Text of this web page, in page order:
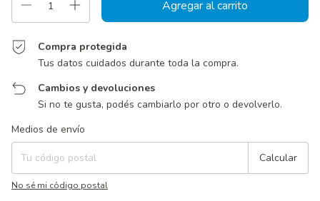
Compra protegida
Tus datos cuidados durante toda la compra.
Cambios y devoluciones
Si no te gusta, podés cambiarlo por otro o devolverlo.
Entregas para el CP:
Medios de envío
Calcular
No sé mi código postal